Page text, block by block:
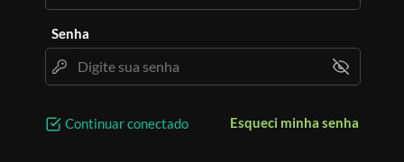
Senha
Continuar conectado Esqueci minha senha